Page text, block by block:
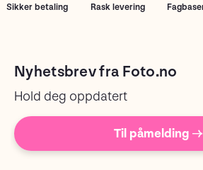
Sikker betaling Rask levering
Nyhetsbrev fra Foto.no
Hold deg oppdatert
Til påmelding →